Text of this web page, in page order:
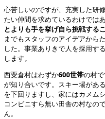
心苦しいのですが、充実した研
たい仲間を求めているわけではあ
とよりも手を挙げ自ら挑戦する
までもスタッフのアイデアから
した。事業ありきで人を採用す
します。
西粟倉村はわずか600世帯の村
が知り合いです。スキー場があ
を下回りますし、家にはカメム
コンビニすら無い田舎の村なの
ん。